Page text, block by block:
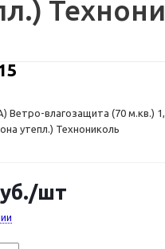
Ветро-влагозащита (70 м.кв.)
утепл.) Технониколь
/шт